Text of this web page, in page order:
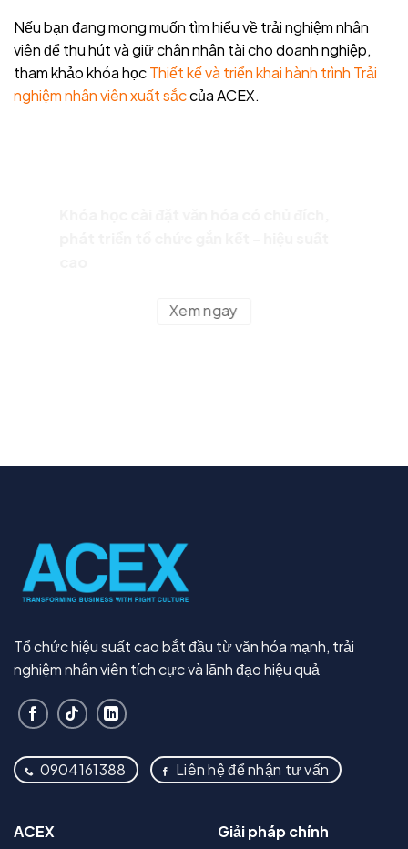
Nếu bạn đang mong muốn tìm hiểu về trải nghiệm nhân
viên để thu hút và giữ chân nhân tài cho doanh nghiệp,
tham khảo khóa họcThiết kế và triển khai hành trình Trải
nghiệm nhân viên xuất sắccủa ACEX.
Xem ngay
Tổ chức hiệu suất cao bắt đầu từ văn hóa mạnh, trải
nghiệm nhân viên tích cực và lãnh đạo hiệu quả
0904161388 Liên hệ để nhận tư vấn
ACEX
Giải pháp chính